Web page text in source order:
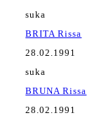
suka
BRITA Rissa
28.02.1991
suka
BRUNA Rissa
28.02.1991